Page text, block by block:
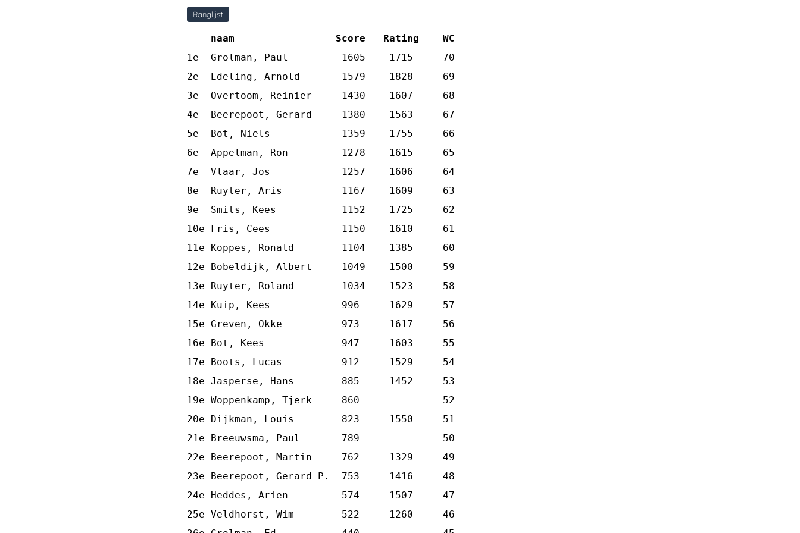
Ranglijst
naam                 Score   Rating    WC
1e  Grolman, Paul         1605    1715     70
2e  Edeling, Arnold       1579    1828     69
3e  Overtoom, Reinier     1430    1607     68
4e  Beerepoot, Gerard     1380    1563     67
5e  Bot, Niels            1359    1755     66
6e  Appelman, Ron         1278    1615     65
7e  Vlaar, Jos            1257    1606     64
8e  Ruyter, Aris          1167    1609     63
9e  Smits, Kees           1152    1725     62
10e Fris, Cees            1150    1610     61
11e Koppes, Ronald        1104    1385     60
12e Bobeldijk, Albert     1049    1500     59
13e Ruyter, Roland        1034    1523     58
14e Kuip, Kees            996     1629     57
15e Greven, Okke          973     1617     56
16e Bot, Kees             947     1603     55
17e Boots, Lucas          912     1529     54
18e Jasperse, Hans        885     1452     53
19e Woppenkamp, Tjerk     860              52
20e Dijkman, Louis        823     1550     51
21e Breeuwsma, Paul       789              50
22e Beerepoot, Martin     762     1329     49
23e Beerepoot, Gerard P.  753     1416     48
24e Heddes, Arien         574     1507     47
25e Veldhorst, Wim        522     1260     46